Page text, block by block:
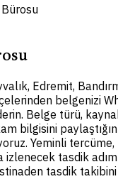
Edremit,
belgenizi
Belge türü,
bilgisini
Yeminli tercüme,
tasdik
tasdik